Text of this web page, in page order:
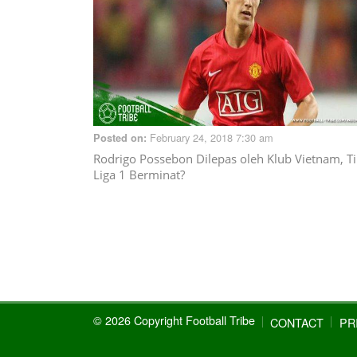
Posted on: February 24, 2018 7:30 am
Rodrigo Possebon Dilepas oleh Klub Vietnam,
Liga 1 Berminat?
© 2026 Copyright Football Tribe CONTACT